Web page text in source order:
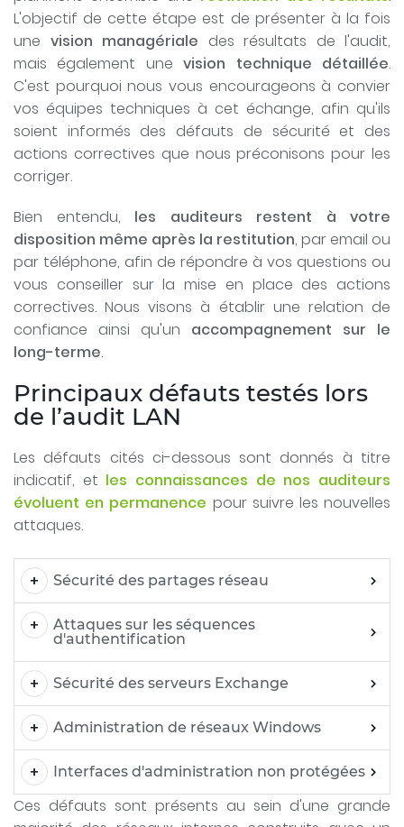
L'objectif de cette étape est de présenter à la fois
une vision managériale des résultats de l'audit,
mais également unevision technique détaillée.
C'est pourquoi nous vous encourageons à convier
vos équipes techniques à cet échange, afin qu'ils
soient informés des défauts de sécurité et des
actions correctives que nous préconisons pour les
corriger.
Bien entendu, les auditeurs restent à votre
disposition même après la restitution, par email ou
par téléphone, afin de répondre à vos questions ou
vous conseiller sur la mise en place des actions
correctives. Nous visons à établir une relation de
confiance ainsi qu'un accompagnement sur le
long-terme.
Principaux défauts testés lors
de l’audit LAN
Les défauts cités ci-dessous sont donnés à titre
indicatif, et les connaissances de nos auditeurs
évoluent en permanence pour suivre les nouvelles
attaques.
Sécurité des partages réseau
Attaques sur les séquences
d'authentification
Sécurité des serveurs Exchange
Administration de réseaux Windows
Interfaces d'administration non protégées
Ces défauts sont présents au sein d'une grande